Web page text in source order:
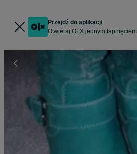
Przejdź do aplikacji
Otwieraj OLX jednym tapnięciem